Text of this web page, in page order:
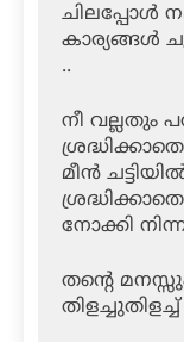
ചിലപ്പോൾ
കാര്യങ്ങൾ
..
നീ വല്ലതും
മീൻ
നോക്കി
തന്റെ